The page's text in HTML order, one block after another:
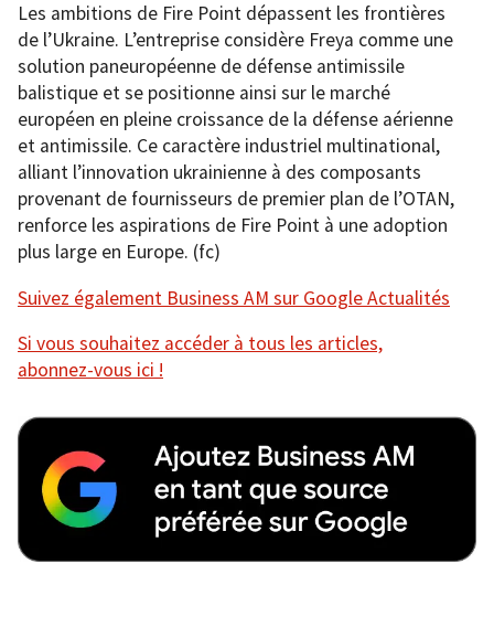
Les ambitions de Fire Point dépassent les frontières
de l’Ukraine. L’entreprise considère Freya comme une
solution paneuropéenne de défense antimissile
balistique et se positionne ainsi sur le marché
européen en pleine croissance de la défense aérienne
et antimissile. Ce caractère industriel multinational,
alliant l’innovation ukrainienne à des composants
provenant de fournisseurs de premier plan de l’OTAN,
renforce les aspirations de Fire Point à une adoption
plus large en Europe. (fc)
Suivez également Business AM sur Google Actualités
Si vous souhaitez accéder à tous les articles,
abonnez-vous ici !